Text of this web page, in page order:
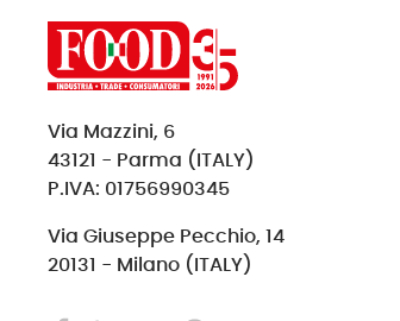
Via Mazzini, 6
43121 - Parma (ITALY)
P.IVA: 01756990345
Via Giuseppe Pecchio, 14
20131 - Milano (ITALY)